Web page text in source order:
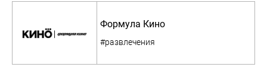
Формула Кино
#развлечения